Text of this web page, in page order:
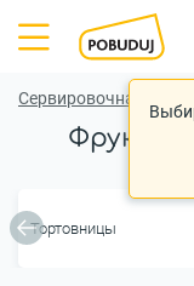
Сервировочная посуда
Тортовницы